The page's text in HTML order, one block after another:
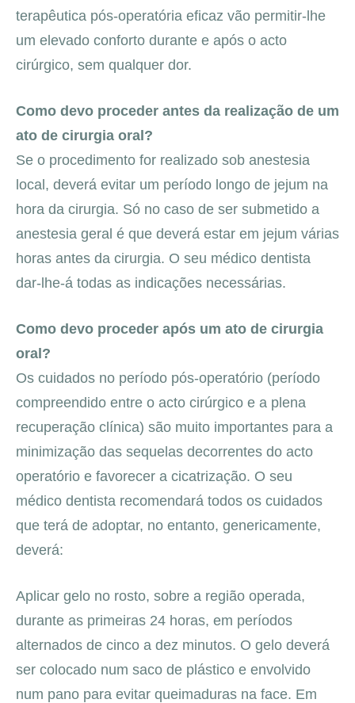
terapêutica pós-operatória eficaz vão permitir-lhe
um elevado conforto durante e após o acto
cirúrgico, sem qualquer dor.
Como devo proceder antes da realização de um
ato de cirurgia oral?
Se o procedimento for realizado sob anestesia
local, deverá evitar um período longo de jejum na
hora da cirurgia. Só no caso de ser submetido a
anestesia geral é que deverá estar em jejum várias
horas antes da cirurgia. O seu médico dentista
dar-lhe-á todas as indicações necessárias.
Como devo proceder após um ato de cirurgia
oral?
Os cuidados no período pós-operatório (período
compreendido entre o acto cirúrgico e a plena
recuperação clínica) são muito importantes para a
minimização das sequelas decorrentes do acto
operatório e favorecer a cicatrização. O seu
médico dentista recomendará todos os cuidados
que terá de adoptar, no entanto, genericamente,
deverá:
Aplicar gelo no rosto, sobre a região operada,
durante as primeiras 24 horas, em períodos
alternados de cinco a dez minutos. O gelo deverá
ser colocado num saco de plástico e envolvido
num pano para evitar queimaduras na face. Em